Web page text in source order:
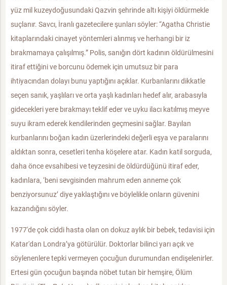
yüz mil kuzeydoğusundaki Qazvin şehrinde altı kişiyi öldürmekle
suçlanır. Savcı, İranlı gazetecilere şunları söyler: “Agatha Christie
kitaplarındaki cinayet yöntemleri alınmış ve herhangi bir iz
bırakmamaya çalışılmış.” Polis, sanığın dört kadının öldürülmesini
itiraf ettiğini ve borcunu ödemek için umutsuz bir para
ihtiyacından dolayı bunu yaptığını açıklar. Kurbanlarını dikkatle
seçen sanık, yaşlıları ve orta yaşlı kadınları hedef alır, arabasıyla
gidecekleri yere bırakmayı teklif eder ve uyku ilacı katılmış meyve
suyu ikram ederek kendilerinden geçmesini sağlar. Bayılan
kurbanlarını boğan kadın üzerlerindeki değerli eşya ve paralarını
aldıktan sonra, cesetleri tenha köşelere atar. Kadın katil sorguda,
daha önce evsahibesi ve teyzesini de öldürdüğünü itiraf eder,
kadınlara, ‘beni sevgisinden mahrum eden anneme çok
benziyorsunuz’ diye yaklaştığını ve böylelikle onların güvenini
kazandığını söyler.
1977'de çok ciddi hasta olan on dokuz aylık bir bebek, tedavisi için
Katar'dan Londra’ya götürülür. Doktorlar bilinci yarı açık ve
söylenenlere tepki vermeyen çocuğun durumundan endişelenirler.
Ertesi gün çocuğun başında nöbet tutan bir hemşire, Ölüm